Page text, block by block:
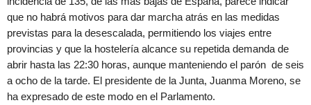
que no habrá motivos para dar marcha atrás en las medidas
previstas para la desescalada, permitiendo los viajes entre
provincias y que la hostelería alcance su repetida demanda de
abrir hasta las 22:30 horas, aunque manteniendo el parón de seis
a ocho de la tarde. El presidente de la Junta, Juanma Moreno, se
ha expresado de este modo en el Parlamento.